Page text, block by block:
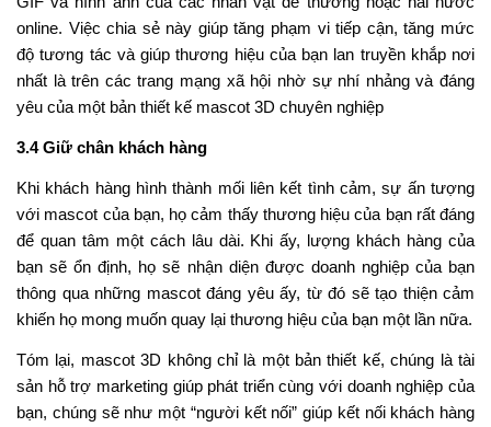
online. Việc chia sẻ này giúp tăng phạm vi tiếp cận, tăng mức
độ tương tác và giúp thương hiệu của bạn lan truyền khắp nơi
nhất là trên các trang mạng xã hội nhờ sự nhí nhảng và đáng
yêu của một bản thiết kế mascot 3D chuyên nghiệp
3.4 Giữ chân khách hàng
Khi khách hàng hình thành mối liên kết tình cảm, sự ấn tượng
với mascot của bạn, họ cảm thấy thương hiệu của bạn rất đáng
để quan tâm một cách lâu dài. Khi ấy, lượng khách hàng của
bạn sẽ ổn định, họ sẽ nhận diện được doanh nghiệp của bạn
thông qua những mascot đáng yêu ấy, từ đó sẽ tạo thiện cảm
khiến họ mong muốn quay lại thương hiệu của bạn một lần nữa.
Tóm lại, mascot 3D không chỉ là một bản thiết kế, chúng là tài
sản hỗ trợ marketing giúp phát triển cùng với doanh nghiệp của
bạn, chúng sẽ như một “người kết nối” giúp kết nối khách hàng